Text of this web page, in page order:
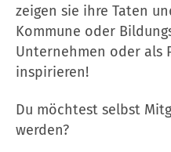
zeigen sie ihre Taten
Kommune oder
Unternehmen oder als
inspirieren!
Du möchtest selbst
werden?